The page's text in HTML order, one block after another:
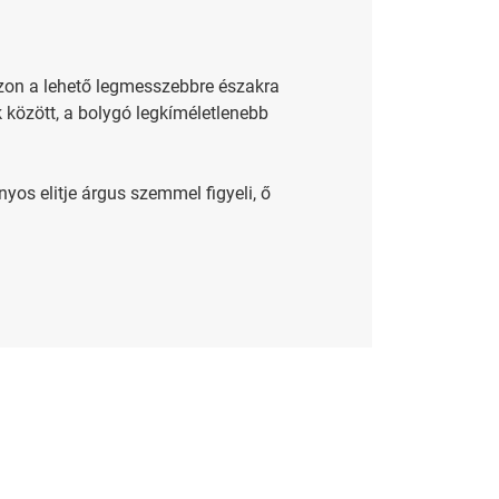
a lehető legmesszebbre északra
a bolygó legkíméletlenebb
elitje árgus szemmel figyeli, ő